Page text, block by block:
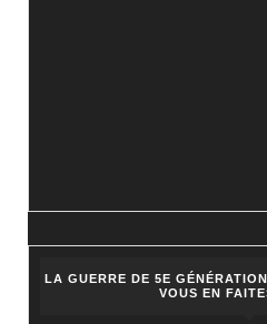
LA GUERRE DE 5E
VOUS EN